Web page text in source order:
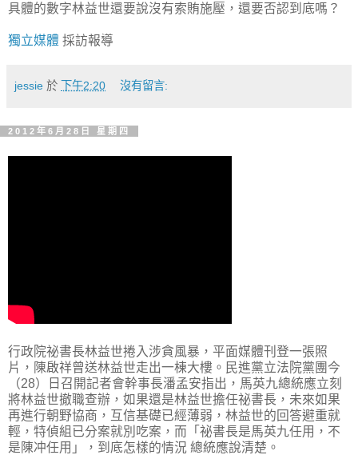
具體的數字林益世還要說沒有索賄施壓，還要否認到底嗎？
獨立媒體 採訪報導
jessie 於 下午2:20 沒有留言:
2012年6月28日 星期四
行政院祕書長林益世捲入涉貪風暴，平面媒體刊登一張照
片，陳啟祥曾送林益世走出一棟大樓。民進黨立法院黨團今
（28）日召開記者會幹事長潘孟安指出，馬英九總統應立刻
將林­益世撤職查辦，如果還是林益世擔任祕書長，未來如果
再進行朝野協商，互信基礎已經薄弱，林益世的回答避重就
輕，特偵組已分案就別吃案，而「祕書長是馬英九任用，不
是陳冲任­用」，到底怎樣的情況 總統應說清楚。